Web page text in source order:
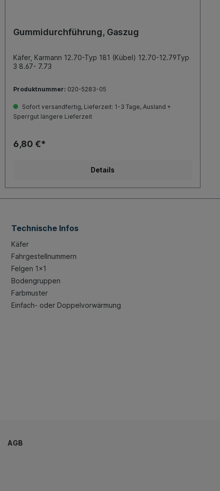
Gummidurchführung, Gaszug
Käfer, Karmann 12.70-Typ 181 (Kübel) 12.70-12.79Typ
3 8.67- 7.73
Produktnummer: 020-5283-05
Sofort versandfertig, Lieferzeit: 1-3 Tage, Ausland +
Sperrgut längere Lieferzeit
6,80 €*
Details
Technische Infos
Käfer
Fahrgestellnummern
Felgen 1x1
Bodengruppen
Farbmuster
Einfach- oder Doppelvorwärmung
AGB